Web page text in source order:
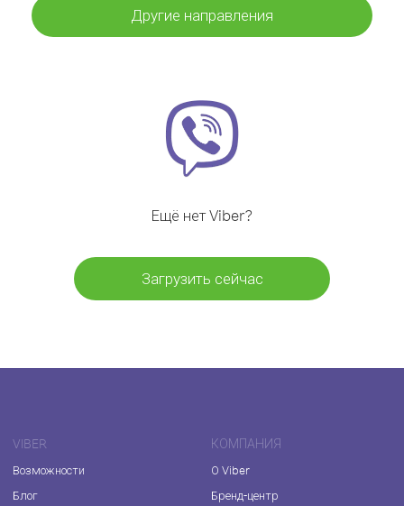
Другие направления
Ещё нет Viber?
Загрузить сейчас
VIBER
Возможности
Блог
КОМПАНИЯ
О Viber
Бренд-центр